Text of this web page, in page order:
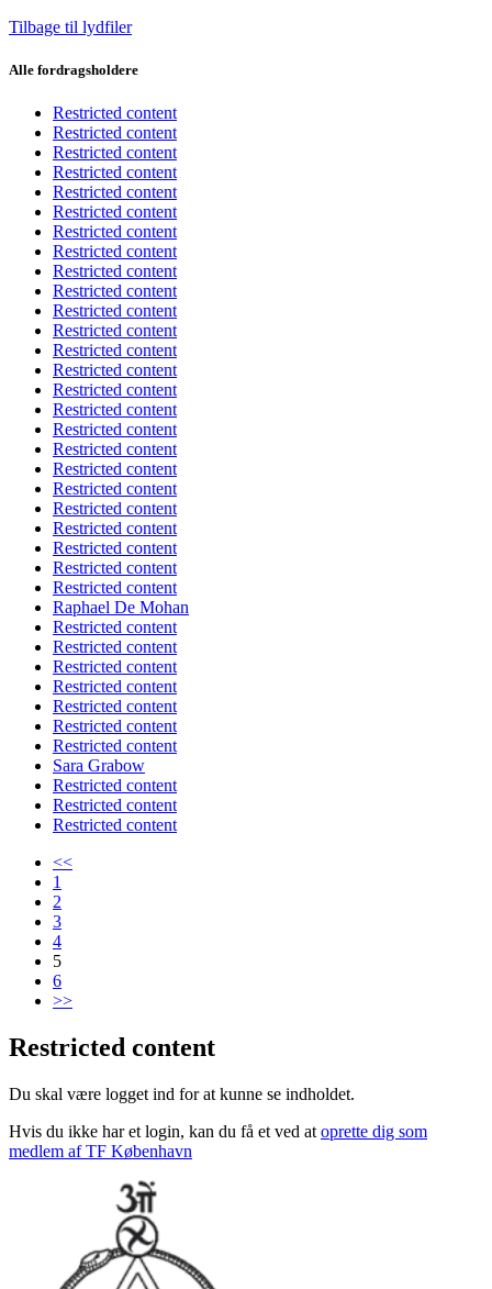
Tilbage til lydfiler
Alle fordragsholdere
Restricted content
Restricted content
Restricted content
Restricted content
Restricted content
Restricted content
Restricted content
Restricted content
Restricted content
Restricted content
Restricted content
Restricted content
Restricted content
Restricted content
Restricted content
Restricted content
Restricted content
Restricted content
Restricted content
Restricted content
Restricted content
Restricted content
Restricted content
Restricted content
Restricted content
Raphael De Mohan
Restricted content
Restricted content
Restricted content
Restricted content
Restricted content
Restricted content
Restricted content
Sara Grabow
Restricted content
Restricted content
Restricted content
<<
1
2
3
4
5
6
>>
Restricted content
Du skal være logget ind for at kunne se indholdet.
Hvis du ikke har et login, kan du få et ved at oprette dig som
medlem af TF København